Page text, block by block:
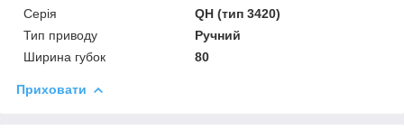
Серія
QH (тип 3420)
Тип приводу
Ручний
Ширина губок
80
Приховати